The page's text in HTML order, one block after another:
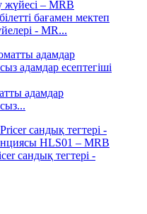
бағамен мектеп
- MR...
адамдар
сандық тегтері -